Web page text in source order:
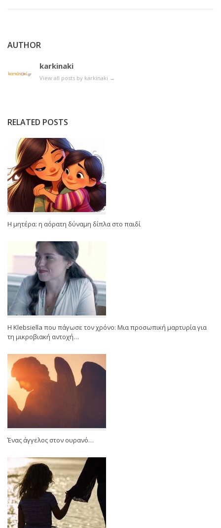
AUTHOR
karkinaki
View all posts by karkinaki →
RELATED POSTS
Η μητέρα: η αόρατη δύναμη δίπλα στο παιδί
Η Klebsiella που πάγωσε τον χρόνο: Μια προσωπική μαρτυρία για
τη μικροβιακή αντοχή…
Ένας άγγελος στον ουρανό…